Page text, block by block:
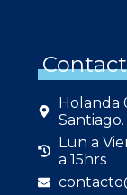
Holanda
Lun a
a 15hrs